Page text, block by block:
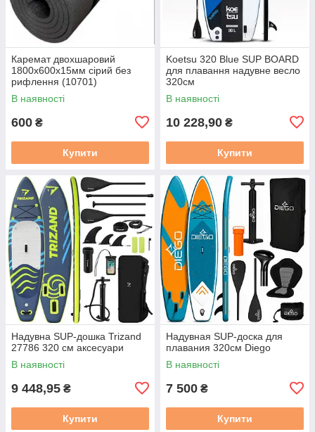
Каремат двохшаровий
1800х600х15мм сірий без
рифлення (10701)
В наявності
600 ₴
Купити
Koetsu 320 Blue SUP BOARD
для плавання надувне весло
320см
В наявності
10 228,90 ₴
Купити
Надувна SUP-дошка Trizand
27786 320 см аксесуари
В наявності
9 448,95 ₴
Купити
Надувная SUP-доска для
плавания 320см Diego
В наявності
7 500 ₴
Купити